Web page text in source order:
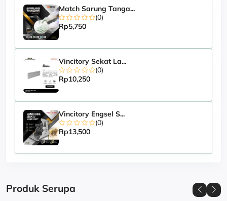
Match Sarung Tanga...
(0)
Rp5,750
Vincitory Sekat La...
(0)
Rp10,250
Vincitory Engsel S...
(0)
Rp13,500
Produk Serupa